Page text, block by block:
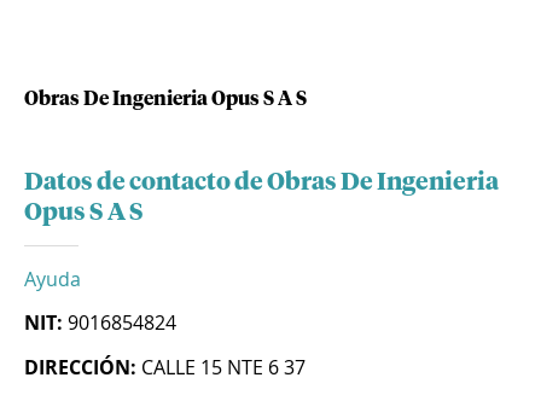
Obras De Ingenieria Opus S A S
Datos de contacto de Obras De Ingenieria
Opus S A S
Ayuda
NIT: 9016854824
DIRECCIÓN: CALLE 15 NTE 6 37